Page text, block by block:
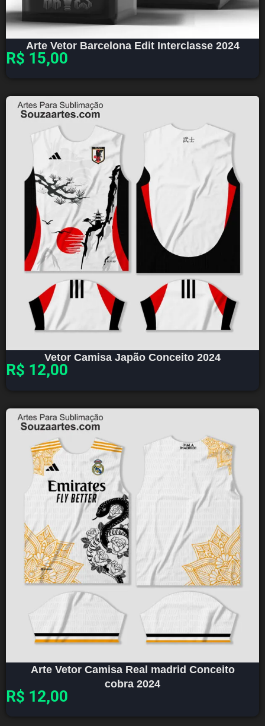
Arte Vetor Barcelona Edit Interclasse 2024
R$ 15,00
Vetor Camisa Japão Conceito 2024
R$ 12,00
Arte Vetor Camisa Real madrid Conceito
cobra 2024
R$ 12,00